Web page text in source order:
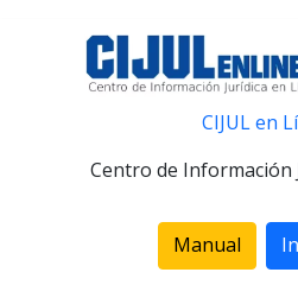
CIJUL en
Centro de Información
Manual